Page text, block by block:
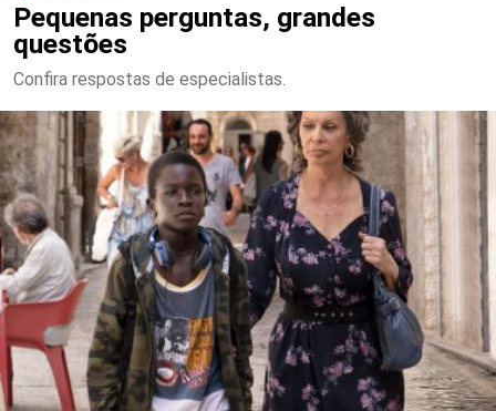
Pequenas perguntas, grandes
questões
Confira respostas de especialistas.